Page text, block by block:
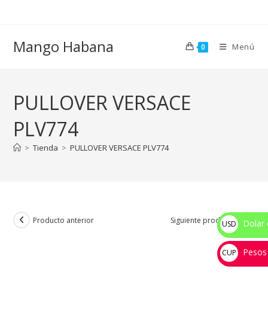
Mango Habana 0 Menú
PULLOVER VERSACE
PLV774
> Tienda > PULLOVER VERSACE PLV774
Producto anterior Siguiente producto
USD
$
Dolar
CUP
💰
Pesos